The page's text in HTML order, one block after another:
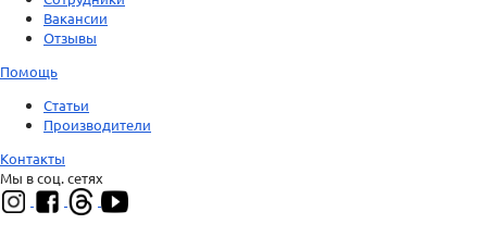
Вакансии
Отзывы
Помощь
Статьи
Производители
Контакты
Мы в соц. сетях